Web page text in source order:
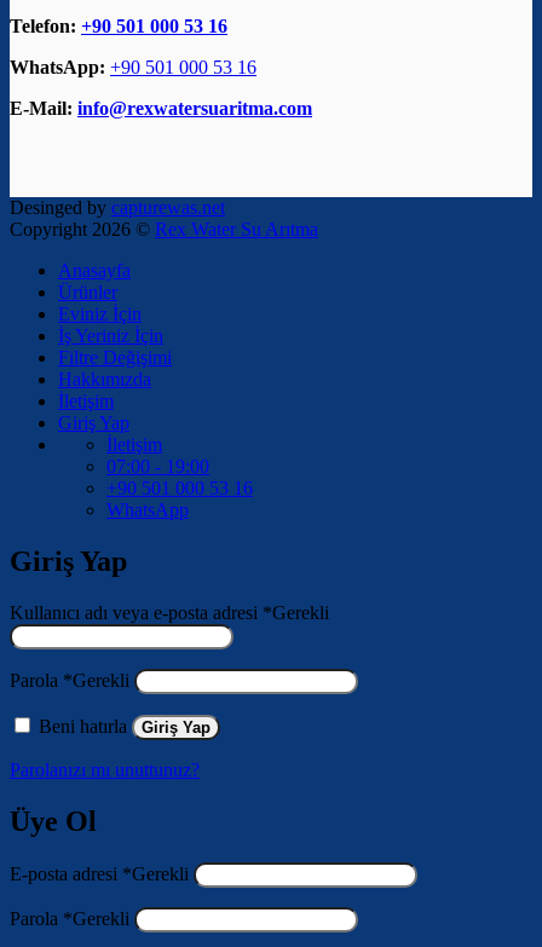
Telefon: +90 501 000 53 16
WhatsApp: +90 501 000 53 16
E-Mail: info@rexwatersuaritma.com
Desinged by capturewas.net
Copyright 2026 © Rex Water Su Arıtma
Anasayfa
Ürünler
Eviniz İçin
İş Yeriniz İçin
Filtre Değişimi
Hakkımızda
İletişim
Giriş Yap
İletişim
07:00 - 19:00
+90 501 000 53 16
WhatsApp
Giriş Yap
Kullanıcı adı veya e-posta adresi *Gerekli
Parola *Gerekli
Beni hatırla Giriş Yap
Parolanızı mı unuttunuz?
Üye Ol
E-posta adresi *Gerekli
Parola *Gerekli